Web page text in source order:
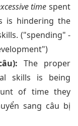
time spent
is hindering the
("spending" -
The proper
skills is being
of time they
sang câu bị